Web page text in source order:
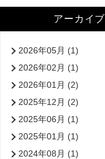
アーカイブ
2026年05月 (1)
2026年02月 (1)
2026年01月 (2)
2025年12月 (2)
2025年06月 (1)
2025年01月 (1)
2024年08月 (1)